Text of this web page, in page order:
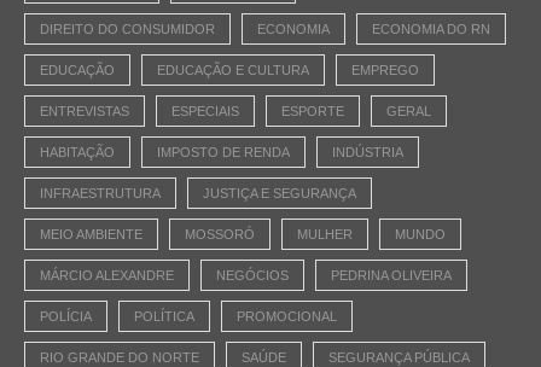
DIREITO DO CONSUMIDOR ECONOMIA ECONOMIA DO RN
EDUCAÇÃO EDUCAÇÃO E CULTURA EMPREGO
ENTREVISTAS ESPECIAIS ESPORTE GERAL
HABITAÇÃO IMPOSTO DE RENDA INDÚSTRIA
INFRAESTRUTURA JUSTIÇA E SEGURANÇA
MEIO AMBIENTE MOSSORÓ MULHER MUNDO
MÁRCIO ALEXANDRE NEGÓCIOS PEDRINA OLIVEIRA
POLÍCIA POLÍTICA PROMOCIONAL
RIO GRANDE DO NORTE SAÚDE SEGURANÇA PÚBLICA